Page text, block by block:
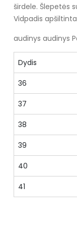
širdele. Šlepetės
Vidpadis
audinys audinys
Dydis
36
37
38
39
40
41